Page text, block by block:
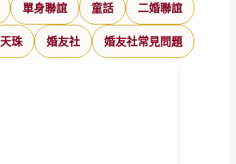
單身聯誼 童話 二婚聯誼
天珠 婚友社 婚友社常見問題